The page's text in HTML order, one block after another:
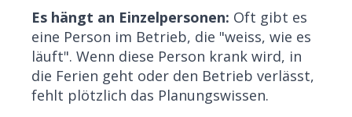
Es hängt an Einzelpersonen: Oft gibt es
eine Person im Betrieb, die "weiss, wie es
läuft". Wenn diese Person krank wird, in
die Ferien geht oder den Betrieb verlässt,
fehlt plötzlich das Planungswissen.